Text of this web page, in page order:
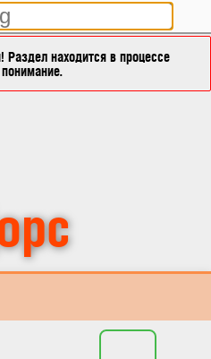
находится в процессе